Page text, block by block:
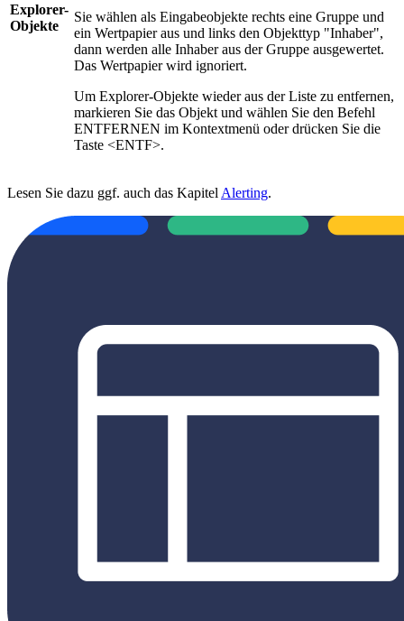
Explorer-
Objekte
Sie wählen als Eingabeobjekte rechts eine Gruppe und
ein Wertpapier aus und links den Objekttyp "Inhaber",
dann werden alle Inhaber aus der Gruppe ausgewertet.
Das Wertpapier wird ignoriert.
Um Explorer-Objekte wieder aus der Liste zu entfernen,
markieren Sie das Objekt und wählen Sie den Befehl
ENTFERNEN im Kontextmenü oder drücken Sie die
Taste <ENTF>.
Lesen Sie dazu ggf. auch das Kapitel Alerting.